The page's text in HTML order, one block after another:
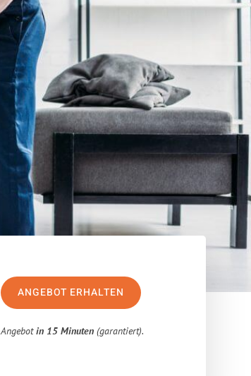
ANGEBOT ERHALTEN
Angebotin 15 Minuten (garantiert).